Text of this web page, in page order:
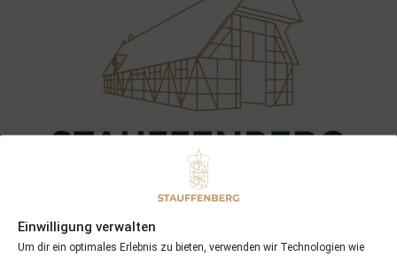
Einwilligung verwalten
Um dir ein optimales Erlebnis zu bieten, verwenden wir Technologien wie